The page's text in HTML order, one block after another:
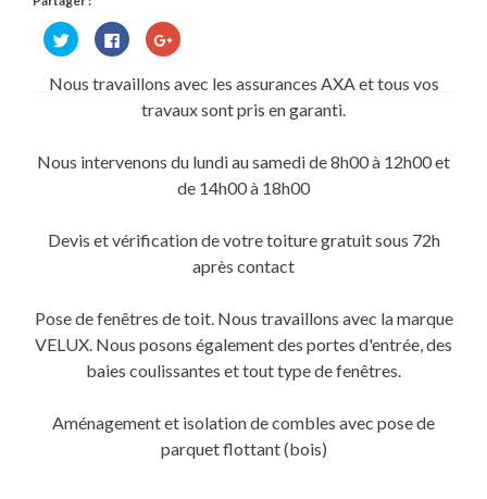
Cliquez
pour
partager
Twitter(ouvre
Cliquez
pour
partager
sur
Facebook(ouvre
dans
une
Cliquez
pour
Google+
dans
fenêtre)
Nous travaillons avec les assurances AXA et tous vos
travaux sont pris en garanti.
Nous intervenons du lundi au samedi de 8h00 à 12h00 et
de 14h00 à 18h00
Devis et vérification de votre toiture gratuit sous 72h
après contact
Pose de fenêtres de toit. Nous travaillons avec la marque
VELUX. Nous posons également des portes d'entrée, des
baies coulissantes et tout type de fenêtres.
Aménagement et isolation de combles avec pose de
parquet flottant (bois)